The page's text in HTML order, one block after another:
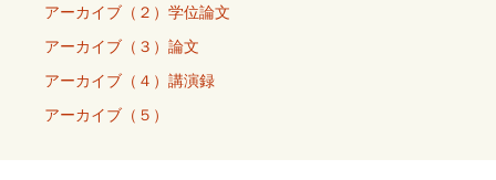
アーカイブ（２）学位論文
アーカイブ（３）論文
アーカイブ（４）講演録
アーカイブ（５）